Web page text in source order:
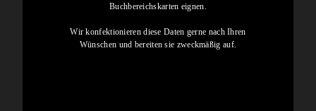
Buchbereichskarten eignen.
Wir konfektionieren diese Daten gerne nach Ihren
Wünschen und bereiten sie zweckmäßig auf.